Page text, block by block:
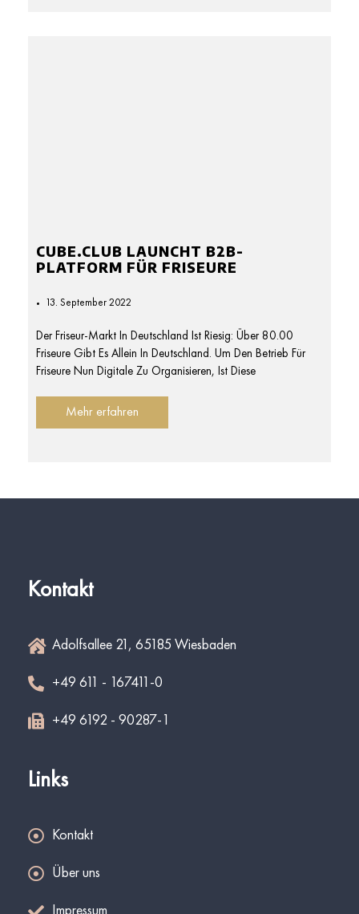
CUBE.CLUB LAUNCHT B2B-
PLATFORM FÜR FRISEURE
13. September 2022
Der Friseur-Markt In Deutschland Ist Riesig: Über 80.00
Friseure Gibt Es Allein In Deutschland. Um Den Betrieb Für
Friseure Nun Digitale Zu Organisieren, Ist Diese
Mehr erfahren
Kontakt
Adolfsallee 21, 65185 Wiesbaden
+49 611 - 167411-0
+49 6192 - 90287-1
Links
Kontakt
Über uns